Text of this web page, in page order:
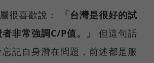
很喜歡說：
「台灣是很好的試
非常強調C/P值。」
但這句話
記自身潛在問題，前述都是服